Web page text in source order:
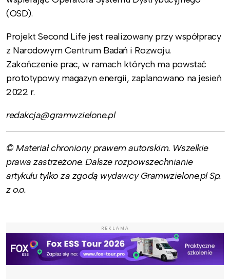
(OSD).
Projekt Second Life jest realizowany przy współpracy
z Narodowym Centrum Badań i Rozwoju.
Zakończenie prac, w ramach których ma powstać
prototypowy magazyn energii, zaplanowano na jesień
2022 r.
redakcja@gramwzielone.pl
© Materiał chroniony prawem autorskim. Wszelkie
prawa zastrzeżone. Dalsze rozpowszechnianie
artykułu tylko za zgodą wydawcy Gramwzielone.pl Sp.
z o.o.
REKLAMA